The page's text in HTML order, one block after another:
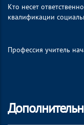
Кто несет
квалификации
Профессия учитель